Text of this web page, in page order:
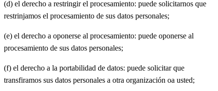
(d) el derecho a restringir el procesamiento: puede solicitarnos que
restrinjamos el procesamiento de sus datos personales;
(e) el derecho a oponerse al procesamiento: puede oponerse al
procesamiento de sus datos personales;
(f) el derecho a la portabilidad de datos: puede solicitar que
transfiramos sus datos personales a otra organización oa usted;